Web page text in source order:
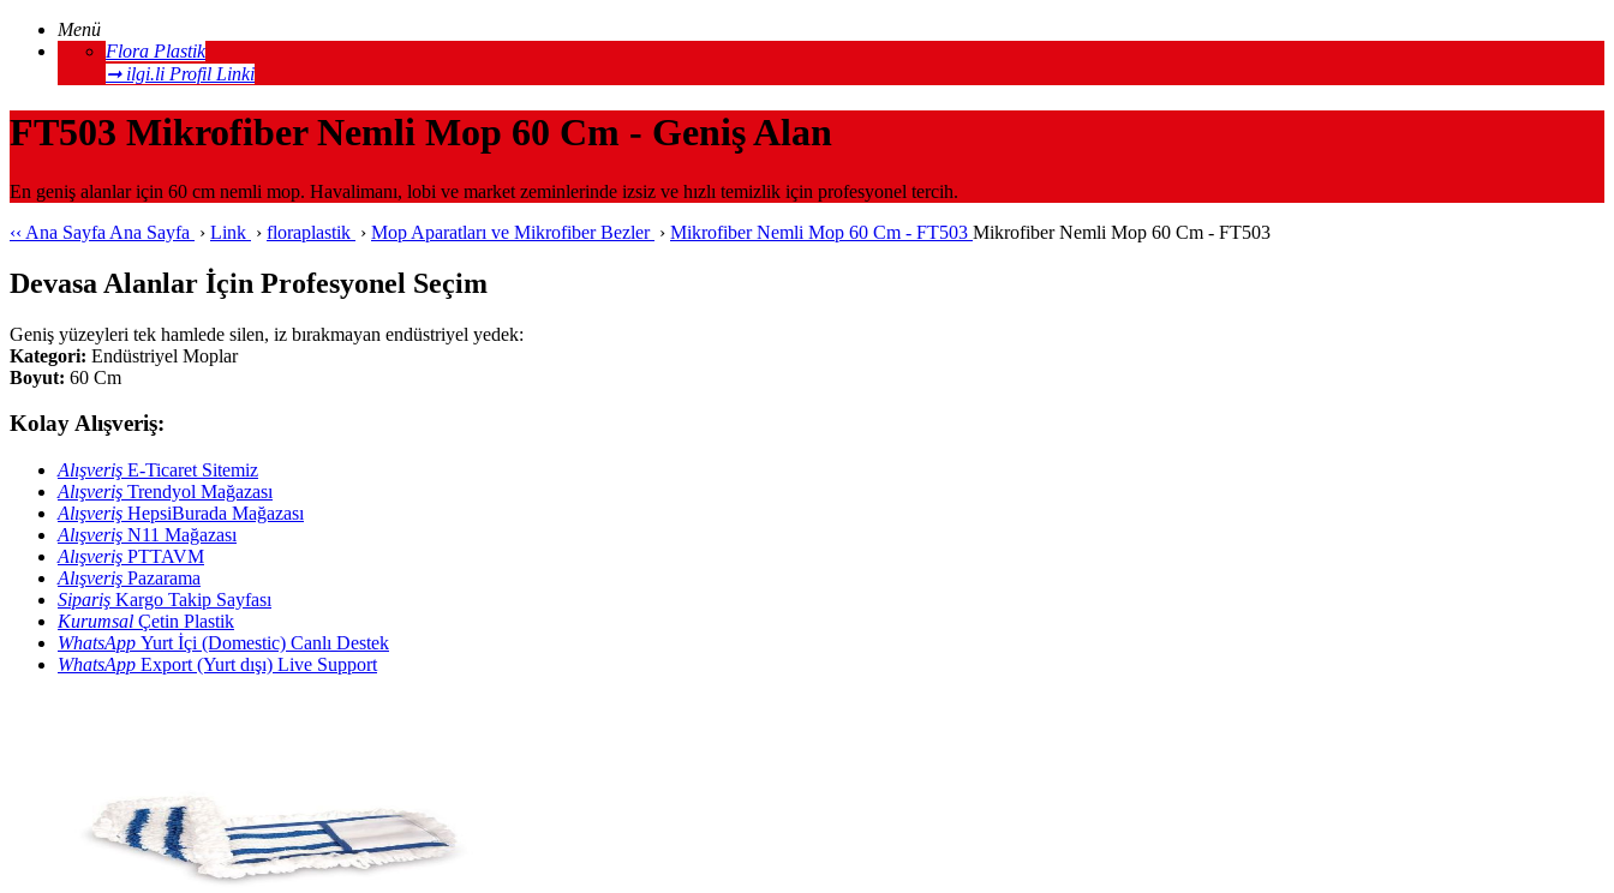
Menü
Flora Plastik
➞ ilgi.li Profil Linki
FT503 Mikrofiber Nemli Mop 60 Cm - Geniş Alan
En geniş alanlar için 60 cm nemli mop. Havalimanı, lobi ve market zeminlerinde izsiz ve hızlı temizlik için profesyonel tercih.
‹‹ Ana Sayfa Ana Sayfa › Link › floraplastik › Mop Aparatları ve Mikrofiber Bezler › Mikrofiber Nemli Mop 60 Cm - FT503 Mikrofiber Nemli Mop 60 Cm - FT503
Devasa Alanlar İçin Profesyonel Seçim
Geniş yüzeyleri tek hamlede silen, iz bırakmayan endüstriyel yedek:
Kategori: Endüstriyel Moplar
Boyut: 60 Cm
Kolay Alışveriş:
Alışveriş E-Ticaret Sitemiz
Alışveriş Trendyol Mağazası
Alışveriş HepsiBurada Mağazası
Alışveriş N11 Mağazası
Alışveriş PTTAVM
Alışveriş Pazarama
Sipariş Kargo Takip Sayfası
Kurumsal Çetin Plastik
WhatsApp Yurt İçi (Domestic) Canlı Destek
WhatsApp Export (Yurt dışı) Live Support